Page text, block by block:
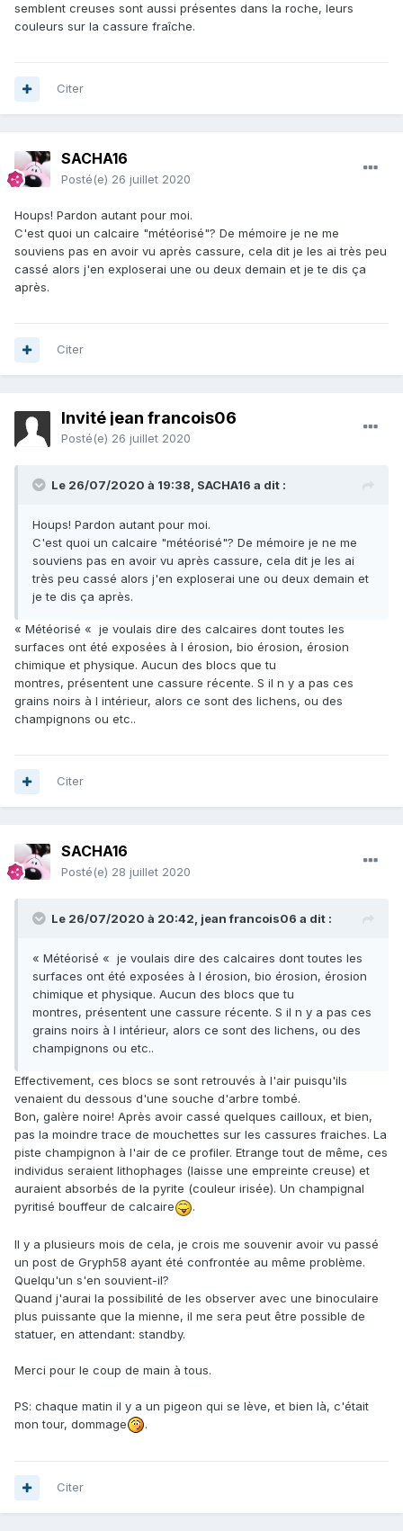
semblent creuses sont aussi présentes dans la roche, leurs
couleurs sur la cassure fraîche.
Citer
SACHA16
Posté(e) 26 juillet 2020
Houps! Pardon autant pour moi.
C'est quoi un calcaire "météorisé"? De mémoire je ne me
souviens pas en avoir vu après cassure, cela dit je les ai très peu
cassé alors j'en exploserai une ou deux demain et je te dis ça
après.
Citer
Invité jean francois06
Posté(e) 26 juillet 2020
Le 26/07/2020 à 19:38, SACHA16 a dit :
Houps! Pardon autant pour moi.
C'est quoi un calcaire "météorisé"? De mémoire je ne me
souviens pas en avoir vu après cassure, cela dit je les ai
très peu cassé alors j'en exploserai une ou deux demain et
je te dis ça après.
« Météorisé « je voulais dire des calcaires dont toutes les
surfaces ont été exposées à l érosion, bio érosion, érosion
chimique et physique. Aucun des blocs que tu
montres, présentent une cassure récente. S il n y a pas ces
grains noirs à l intérieur, alors ce sont des lichens, ou des
champignons ou etc..
Citer
SACHA16
Posté(e) 28 juillet 2020
Le 26/07/2020 à 20:42, jean francois06 a dit :
« Météorisé « je voulais dire des calcaires dont toutes les
surfaces ont été exposées à l érosion, bio érosion, érosion
chimique et physique. Aucun des blocs que tu
montres, présentent une cassure récente. S il n y a pas ces
grains noirs à l intérieur, alors ce sont des lichens, ou des
champignons ou etc..
Effectivement, ces blocs se sont retrouvés à l'air puisqu'ils
venaient du dessous d'une souche d'arbre tombé.
Bon, galère noire! Après avoir cassé quelques cailloux, et bien,
pas la moindre trace de mouchettes sur les cassures fraiches. La
piste champignon à l'air de ce profiler. Etrange tout de même, ces
individus seraient lithophages (laisse une empreinte creuse) et
auraient absorbés de la pyrite (couleur irisée). Un champignal
pyritisé bouffeur de calcaire
.
Il y a plusieurs mois de cela, je crois me souvenir avoir vu passé
un post de Gryph58 ayant été confrontée au même problème.
Quelqu'un s'en souvient-il?
Quand j'aurai la possibilité de les observer avec une binoculaire
plus puissante que la mienne, il me sera peut être possible de
statuer, en attendant: standby.
Merci pour le coup de main à tous.
PS: chaque matin il y a un pigeon qui se lève, et bien là, c'était
mon tour, dommage
.
Citer